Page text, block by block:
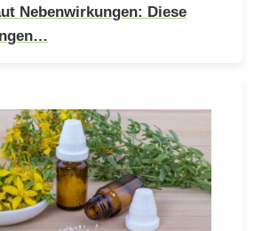
Nebenwirkungen: Diese